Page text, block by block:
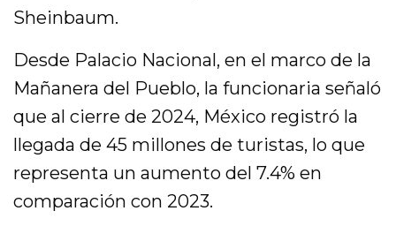
Sheinbaum.
Desde Palacio Nacional, en el marco de la
Mañanera del Pueblo, la funcionaria señaló
que al cierre de 2024, México registró la
llegada de 45 millones de turistas, lo que
representa un aumento del 7.4% en
comparación con 2023.